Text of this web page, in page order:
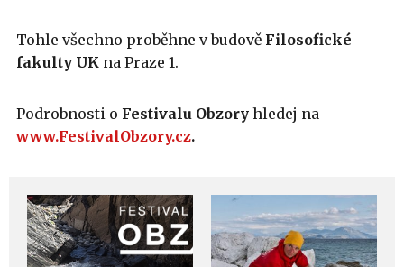
Tohle všechno proběhne v budově Filosofické
fakulty UK na Praze 1.
Podrobnosti o Festivalu Obzory hledej na
www.FestivalObzory.cz.